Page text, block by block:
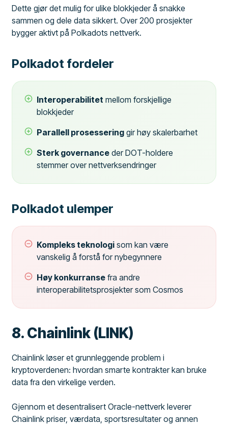
Dette gjør det mulig for ulike blokkjeder å snakke
sammen og dele data sikkert. Over 200 prosjekter
bygger aktivt på Polkadots nettverk.
Polkadot fordeler
Interoperabilitet mellom forskjellige
blokkjeder
Parallell prosessering gir høy skalerbarhet
Sterk governance der DOT-holdere
stemmer over nettverksendringer
Polkadot ulemper
Kompleks teknologi som kan være
vanskelig å forstå for nybegynnere
Høy konkurranse fra andre
interoperabilitetsprosjekter som Cosmos
8. Chainlink (LINK)
Chainlink løser et grunnleggende problem i
kryptoverdenen: hvordan smarte kontrakter kan bruke
data fra den virkelige verden.
Gjennom et desentralisert Oracle-nettverk leverer
Chainlink priser, værdata, sportsresultater og annen